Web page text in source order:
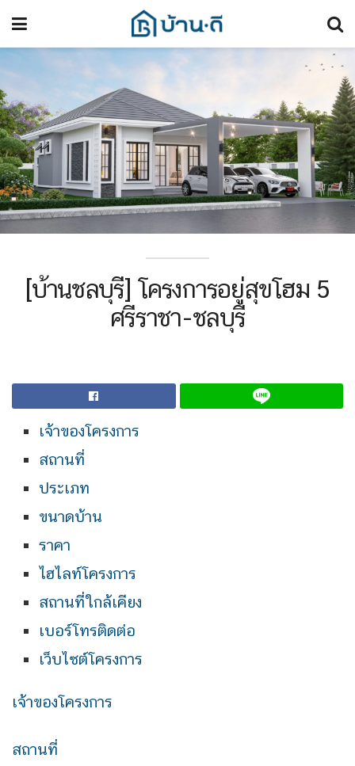
[บ้านชลบุรี] โครงการอยู่สุขโฮม 5
ศรีราชา-ชลบุรี
เจ้าของโครงการ
สถานที่
ประเภท
ขนาดบ้าน
ราคา
ไฮไลท์โครงการ
สถานที่ใกล้เคียง
เบอร์โทรติดต่อ
เว็บไซต์โครงการ
เจ้าของโครงการ
สถานที่